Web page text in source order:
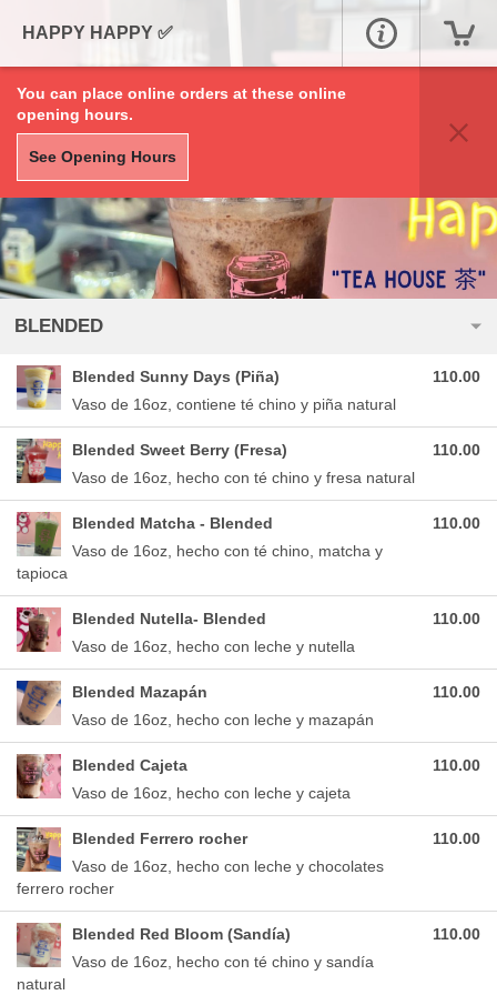
HAPPY HAPPY ✅
You can place online orders at these online
opening hours.
See Opening Hours
BLENDED
Blended Sunny Days (Piña)
Vaso de 16oz, contiene té chino y piña natural
110.00
Blended Sweet Berry (Fresa)
Vaso de 16oz, hecho con té chino y fresa natural
110.00
Blended Matcha - Blended
Vaso de 16oz, hecho con té chino, matcha y
tapioca
110.00
Blended Nutella- Blended
Vaso de 16oz, hecho con leche y nutella
110.00
Blended Mazapán
Vaso de 16oz, hecho con leche y mazapán
110.00
Blended Cajeta
Vaso de 16oz, hecho con leche y cajeta
110.00
Blended Ferrero rocher
Vaso de 16oz, hecho con leche y chocolates
ferrero rocher
110.00
Blended Red Bloom (Sandía)
Vaso de 16oz, hecho con té chino y sandía
natural
110.00